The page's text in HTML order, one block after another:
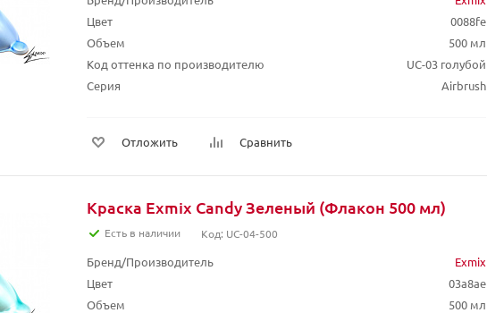
Цвет
0088fe
Объем
500 мл
Код оттенка по производителю
UC-03 голубой
Серия
Airbrush
Отложить Сравнить
Краска Exmix Candy Зеленый (Флакон 500 мл)
Есть в наличии Код: UC-04-500
Бренд/Производитель
Exmix
Цвет
03a8ae
Объем
500 мл